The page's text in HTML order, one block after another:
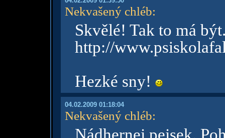
Nekvašený chléb:
Skvělé! Tak to má
http://
Hezké sny!
04.02.2009 01:18:04
Nekvašený chléb: